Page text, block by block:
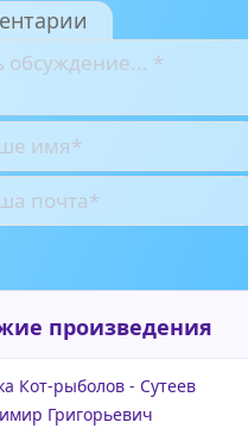
произведения
Кот-рыболов - Сутеев
Григорьевич